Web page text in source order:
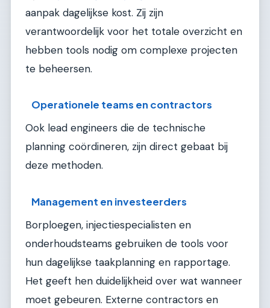
aanpak dagelijkse kost. Zij zijn
verantwoordelijk voor het totale overzicht en
hebben tools nodig om complexe projecten
te beheersen.
Operationele teams en contractors
Ook lead engineers die de technische
planning coördineren, zijn direct gebaat bij
deze methoden.
Management en investeerders
Borploegen, injectiespecialisten en
onderhoudsteams gebruiken de tools voor
hun dagelijkse taakplanning en rapportage.
Het geeft hen duidelijkheid over wat wanneer
moet gebeuren. Externe contractors en